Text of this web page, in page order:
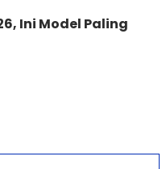
Ini Model Paling